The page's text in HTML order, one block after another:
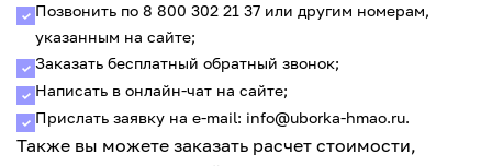
Позвонить по 8 800 302 21 37 или другим номерам,
указанным на сайте;
Заказать бесплатный обратный звонок;
Написать в онлайн-чат на сайте;
Прислать заявку на e-mail: info@uborka-hmao.ru.
Также вы можете заказать расчет стоимости,